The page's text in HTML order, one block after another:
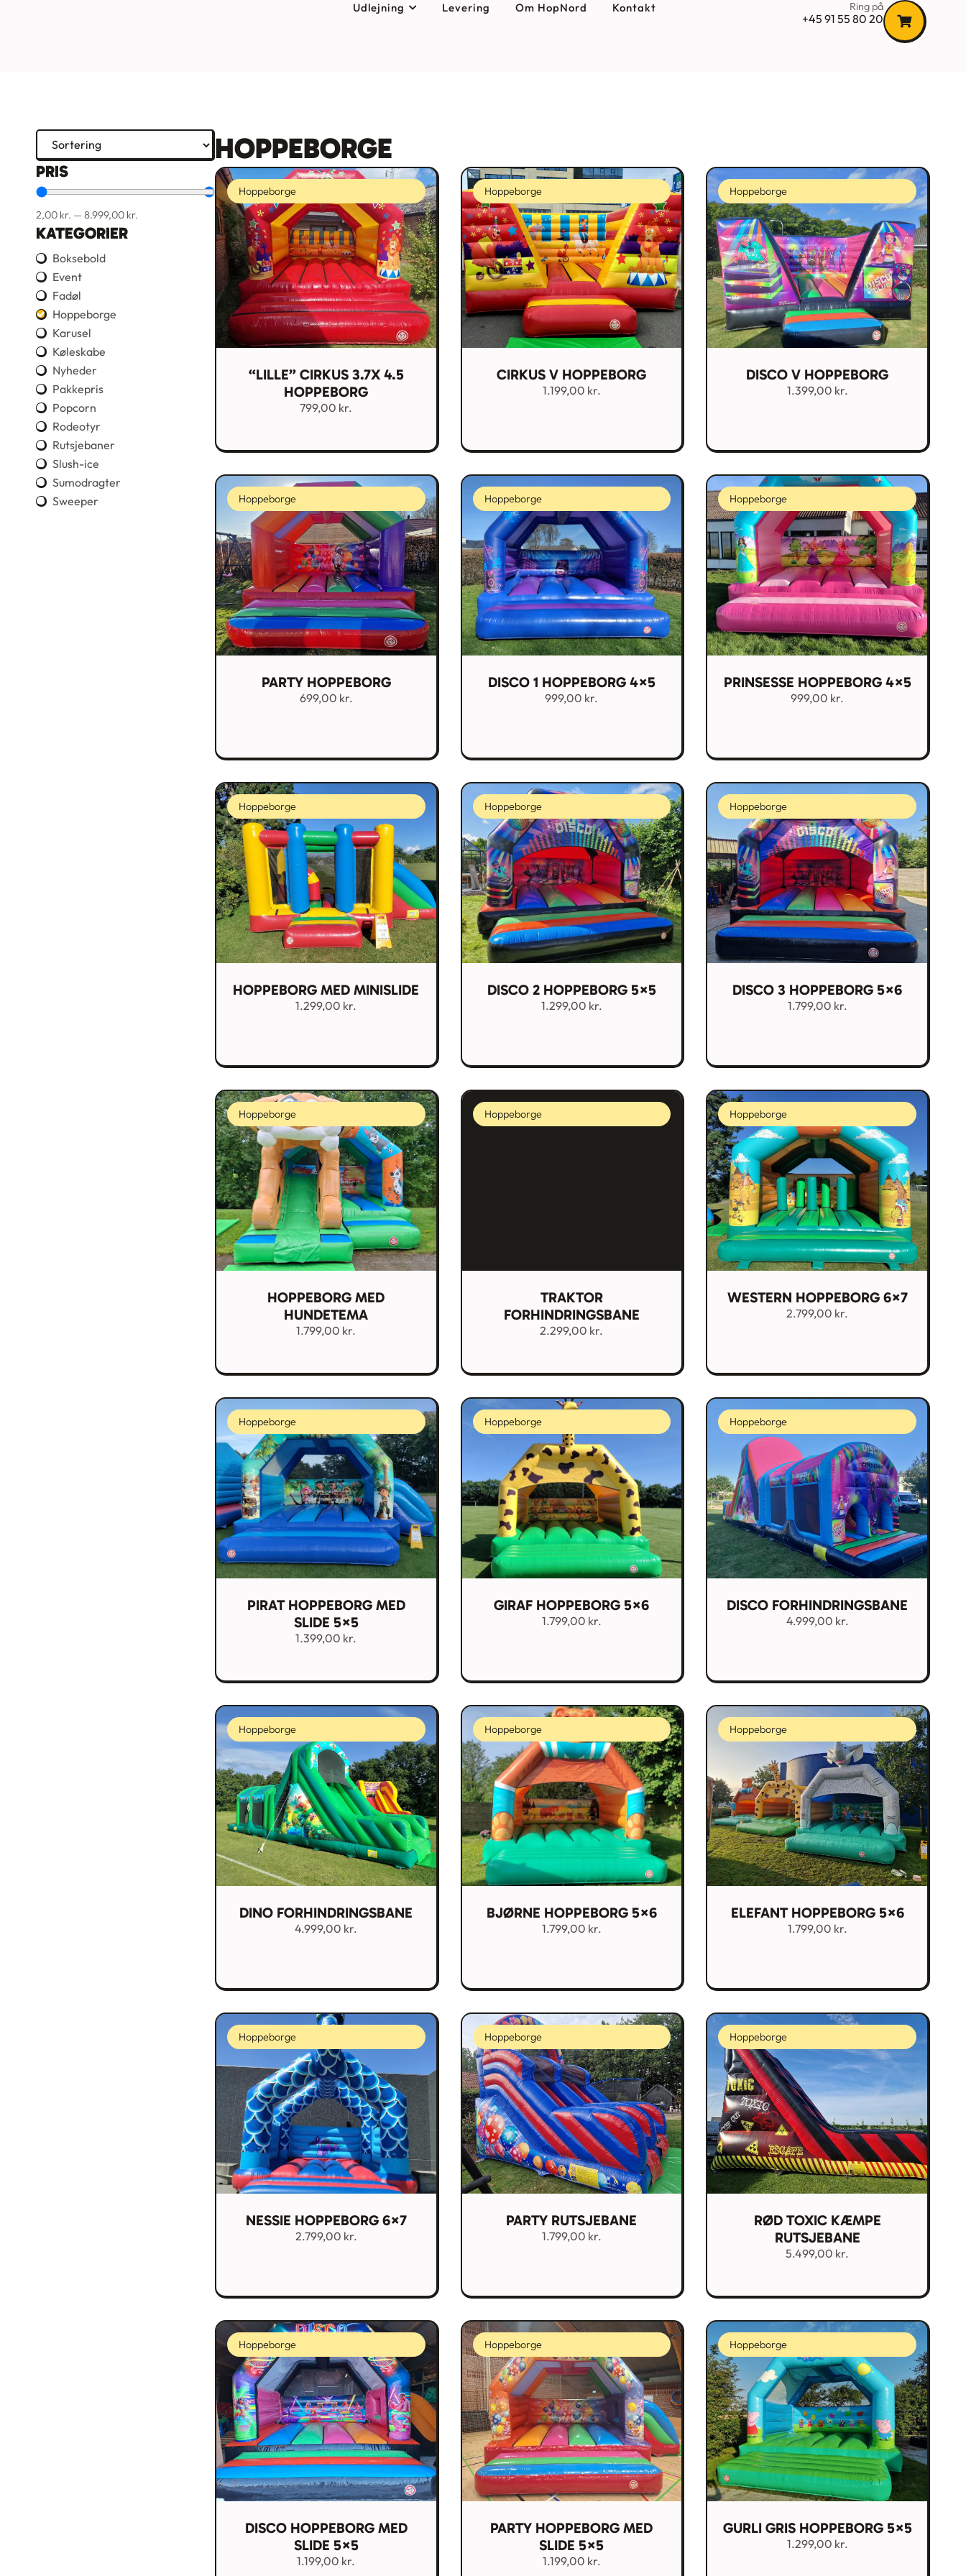
Udlejning Levering Om HopNord Kontakt Ring på
+45 91 55 80 20
PRIS
2,00 kr. — 8.999,00 kr.
KATEGORIER
Boksebold
Event
Fadøl
Hoppeborge
Karusel
Køleskabe
Nyheder
Pakkepris
Popcorn
Rodeotyr
Rutsjebaner
Slush-ice
Sumodragter
Sweeper
HOPPEBORGE
Hoppeborge
“LILLE” CIRKUS 3.7X 4.5
HOPPEBORG
799,00 kr.
Hoppeborge
CIRKUS V HOPPEBORG
1.199,00 kr.
Hoppeborge
DISCO V HOPPEBORG
1.399,00 kr.
Hoppeborge
PARTY HOPPEBORG
699,00 kr.
Hoppeborge
DISCO 1 HOPPEBORG 4×5
999,00 kr.
Hoppeborge
PRINSESSE HOPPEBORG 4×5
999,00 kr.
Hoppeborge
HOPPEBORG MED MINISLIDE
1.299,00 kr.
Hoppeborge
DISCO 2 HOPPEBORG 5×5
1.299,00 kr.
Hoppeborge
DISCO 3 HOPPEBORG 5×6
1.799,00 kr.
Hoppeborge
HOPPEBORG MED
HUNDETEMA
1.799,00 kr.
Hoppeborge
TRAKTOR
FORHINDRINGSBANE
2.299,00 kr.
Hoppeborge
WESTERN HOPPEBORG 6×7
2.799,00 kr.
Hoppeborge
PIRAT HOPPEBORG MED
SLIDE 5×5
1.399,00 kr.
Hoppeborge
GIRAF HOPPEBORG 5×6
1.799,00 kr.
Hoppeborge
DISCO FORHINDRINGSBANE
4.999,00 kr.
Hoppeborge
DINO FORHINDRINGSBANE
4.999,00 kr.
Hoppeborge
BJØRNE HOPPEBORG 5×6
1.799,00 kr.
Hoppeborge
ELEFANT HOPPEBORG 5×6
1.799,00 kr.
Hoppeborge
NESSIE HOPPEBORG 6×7
2.799,00 kr.
Hoppeborge
PARTY RUTSJEBANE
1.799,00 kr.
Hoppeborge
RØD TOXIC KÆMPE
RUTSJEBANE
5.499,00 kr.
Hoppeborge
DISCO HOPPEBORG MED
SLIDE 5×5
1.199,00 kr.
Hoppeborge
PARTY HOPPEBORG MED
SLIDE 5×5
1.199,00 kr.
Hoppeborge
GURLI GRIS HOPPEBORG 5×5
1.299,00 kr.